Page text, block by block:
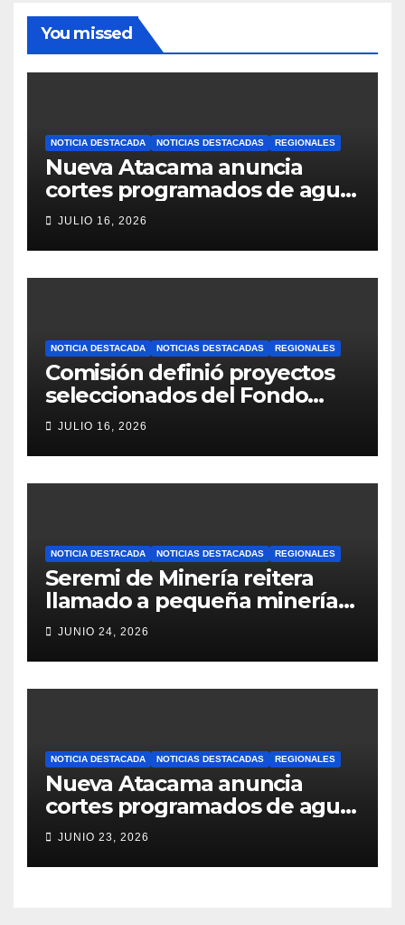
You missed
NOTICIA DESTACADA NOTICIAS DESTACADAS REGIONALES
Nueva Atacama anuncia
cortes programados de agua
potable en Copiapó y
Caldera: revisa fechas,
horarios y sectores
JULIO 16, 2026
NOTICIA DESTACADA NOTICIAS DESTACADAS REGIONALES
Comisión definió proyectos
seleccionados del Fondo
Concursable 2026 de Nueva
Atacama
JULIO 16, 2026
NOTICIA DESTACADA NOTICIAS DESTACADAS REGIONALES
Seremi de Minería reitera
llamado a pequeña minería
para postulaciones PAMMA
Equipa y Desarrolla 2026
JUNIO 24, 2026
NOTICIA DESTACADA NOTICIAS DESTACADAS REGIONALES
Nueva Atacama anuncia
cortes programados de agua
potable en Copiapó y
Caldera: revisa fechas,
horarios y sectores
JUNIO 23, 2026